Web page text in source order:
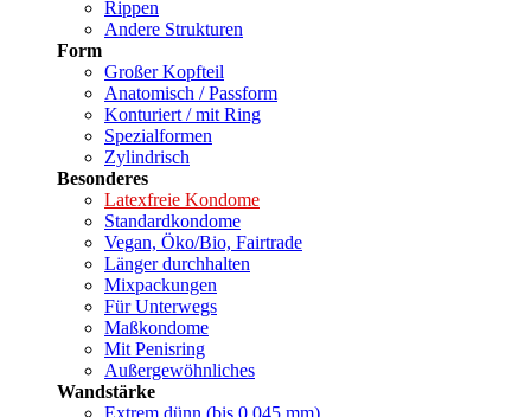
Rippen
Andere Strukturen
Form
Großer Kopfteil
Anatomisch / Passform
Konturiert / mit Ring
Spezialformen
Zylindrisch
Besonderes
Latexfreie Kondome
Standardkondome
Vegan, Öko/Bio, Fairtrade
Länger durchhalten
Mixpackungen
Für Unterwegs
Maßkondome
Mit Penisring
Außergewöhnliches
Wandstärke
Extrem dünn (bis 0.045 mm)